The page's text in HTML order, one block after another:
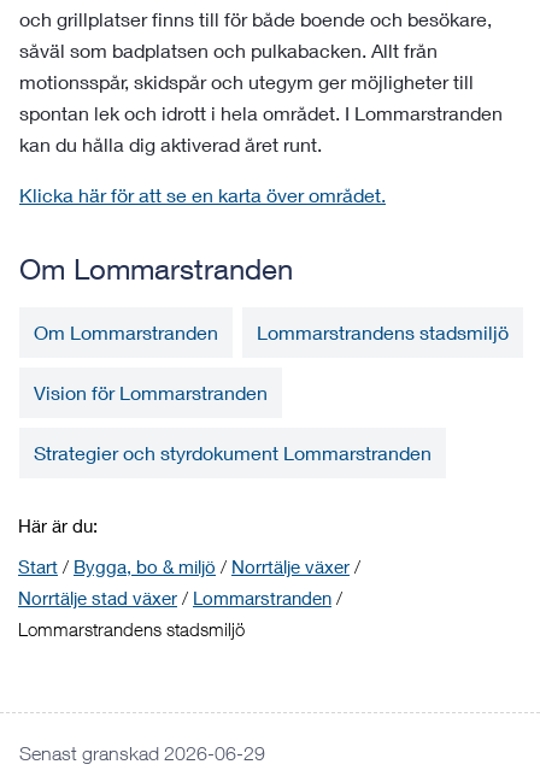
och grillplatser finns till för både boende och besökare,
såväl som badplatsen och pulkabacken. Allt från
motionsspår, skidspår och utegym ger möjligheter till
spontan lek och idrott i hela området. I Lommarstranden
kan du hålla dig aktiverad året runt.
Klicka här för att se en karta över området.
Om Lommarstranden
Om Lommarstranden Lommarstrandens stadsmiljö
Vision för Lommarstranden
Strategier och styrdokument Lommarstranden
Här är du:
Start / Bygga, bo & miljö / Norrtälje växer /
Norrtälje stad växer / Lommarstranden /
Lommarstrandens stadsmiljö
Senast granskad 2026-06-29